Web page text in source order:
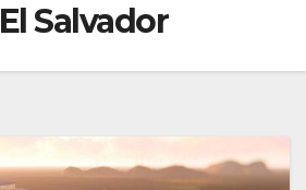
El Salvador